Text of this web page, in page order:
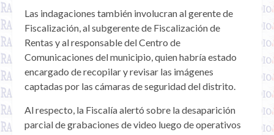
Las indagaciones también involucran al gerente de
Fiscalización, al subgerente de Fiscalización de
Rentas y al responsable del Centro de
Comunicaciones del municipio, quien habría estado
encargado de recopilar y revisar las imágenes
captadas por las cámaras de seguridad del distrito.
Al respecto, la Fiscalía alertó sobre la desaparición
parcial de grabaciones de video luego de operativos